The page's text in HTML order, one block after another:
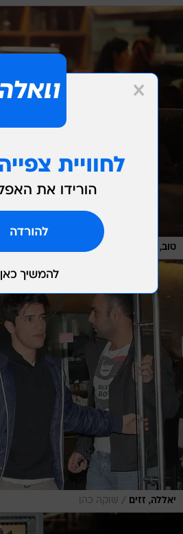
טוב, אני מפסיק לפני שאני עובר למצב כפית
יאללה, זזים / שוקה כהן